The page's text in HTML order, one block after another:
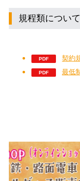
規程類について
契約
最低